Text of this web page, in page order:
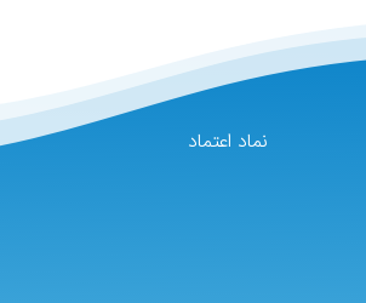
نماد اعتماد